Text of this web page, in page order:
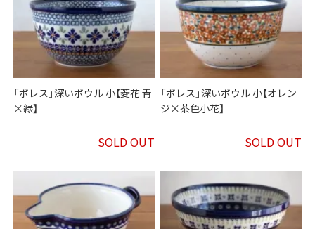
「ボレス」深いボウル 小【菱花 青
×緑】
SOLD OUT
「ボレス」深いボウル 小【オレン
ジ×茶色小花】
SOLD OUT